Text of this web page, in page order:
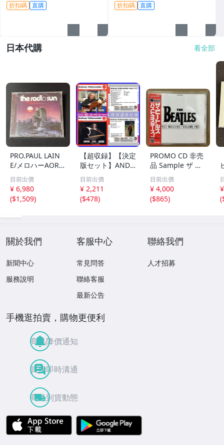
折扣碼 直購
折扣碼 直購
日本代購 看全部
PRO.PAUL LAIN
E/メロハーAOR◆
THE RADIO SUN/
UNSTOPPABLE
目前出價
¥ 6,980
($1,509)
【超収録】【決定
版セット】ANDR
EAS VOLLENWEI
DER CD1+2+3 厳
選プレミア音源集
MP3CD-DLVer 3
目前出價
¥ 2,211
($478)
PROMO CD 非売
品 Sample ザ ビ
ートルズ パスト
マスターズ VOL.2
CP32-5602 THE
BEATLES / PAST
目前出價
¥ 4,000
($865)
(
關於我們
新聞中心
服務說明
客服中心
常見問答
聯絡客服
最新公告
聯絡我們
人才招募
手機逛拍賣，購物更便利
商品降價通知
買賣即時溝通
商品到貨動態
APP Store